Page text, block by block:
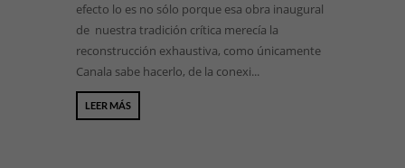
efecto lo es no sólo porque esa obra inaugural
de nuestra tradición crítica merecía la
reconstrucción exhaustiva, como únicamente
Canala sabe hacerlo, de la conexi...
LEER MÁS